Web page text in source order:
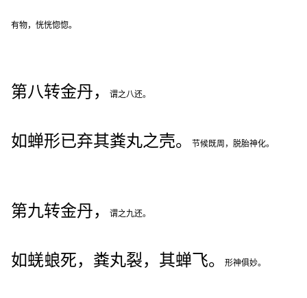
有物，恍恍惚惚。
第八转金丹， 谓之八还。
如蝉形已弃其粪丸之壳。 节候既周，脱胎神化。
第九转金丹， 谓之九还。
如蜣蜋死，粪丸裂，其蝉飞。 形神俱妙。